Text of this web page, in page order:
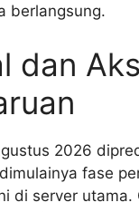
berlangsung.
dan
2026
fase
di server utama.